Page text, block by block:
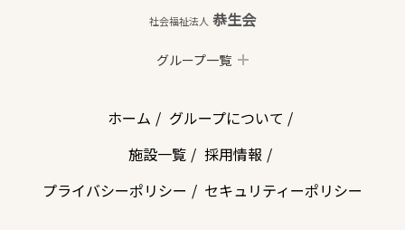
社会福祉法人 恭生会
グループ一覧
ホーム
グループについて
施設一覧
採用情報
プライバシーポリシー
セキュリティーポリシー